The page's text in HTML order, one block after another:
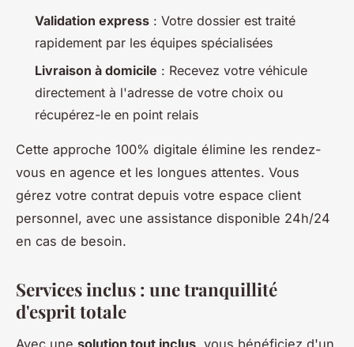
Validation express : Votre dossier est traité
rapidement par les équipes spécialisées
Livraison à domicile : Recevez votre véhicule
directement à l'adresse de votre choix ou
récupérez-le en point relais
Cette approche 100% digitale élimine les rendez-
vous en agence et les longues attentes. Vous
gérez votre contrat depuis votre espace client
personnel, avec une assistance disponible 24h/24
en cas de besoin.
Services inclus : une tranquillité
d'esprit totale
Avec une solution tout inclus, vous bénéficiez d'un